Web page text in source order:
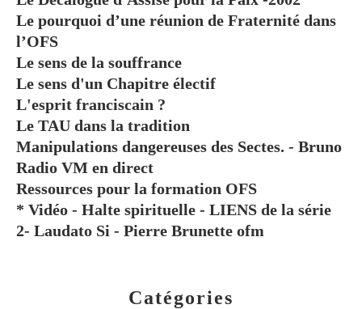
Catégories
Le pourquoi d’une réunion de Fraternité dans
l’OFS
Le sens de la souffrance
Le sens d'un Chapitre électif
L'esprit franciscain ?
Le TAU dans la tradition
Manipulations dangereuses des Sectes. - Bruno
Radio VM en direct
Ressources pour la formation OFS
* Vidéo - Halte spirituelle - LIENS de la série
2- Laudato Si - Pierre Brunette ofm